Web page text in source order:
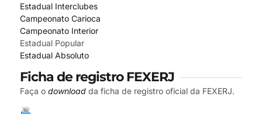
Estadual Interclubes
Campeonato Carioca
Campeonato Interior
Estadual Popular
Estadual Absoluto
Ficha de registro FEXERJ
Faça o download da ficha de registro oficial da FEXERJ.